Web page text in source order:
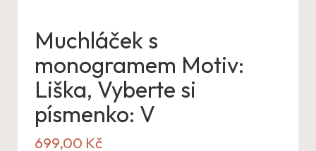
Muchláček s
monogramem Motiv:
Liška, Vyberte si
písmenko: V
699,00 Kč